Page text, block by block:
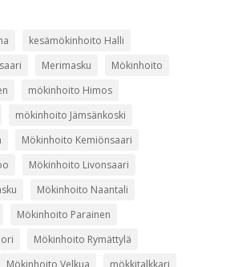
kesämökinhoito Halli
Merimasku
Mökinhoito
mökinhoito Himos
mökinhoito Jämsänkoski
Mökinhoito Kemiönsaari
Mökinhoito Livonsaari
Mökinhoito Naantali
Mökinhoito Parainen
Mökinhoito Rymättylä
Mökinhoito Velkua
mökkitalkkari